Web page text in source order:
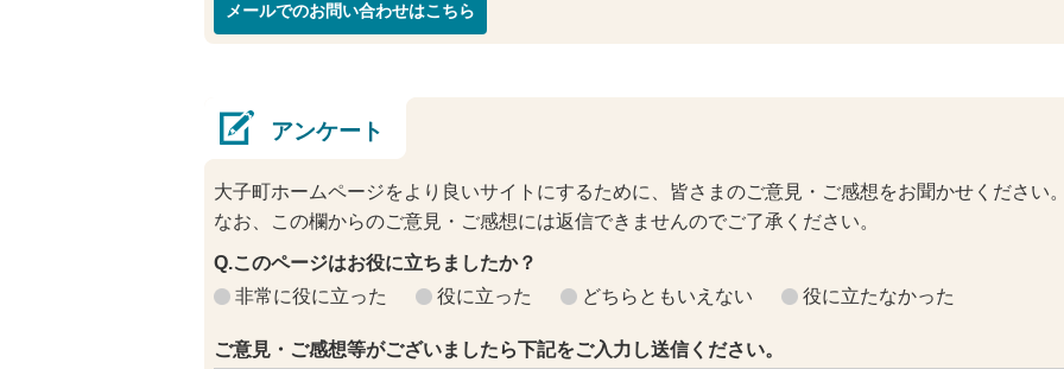
メールでのお問い合わせはこちら
アンケート
大子町ホームページをより良いサイトにするために、皆さまのご意見・ご感想をお聞かせください
なお、この欄からのご意見・ご感想には返信できませんのでご了承ください。
Q.このページはお役に立ちましたか？
非常に役に立った
役に立った どちらともいえない 役に立たなかった
ご意見・ご感想等がございましたら下記をご入力し送信ください。